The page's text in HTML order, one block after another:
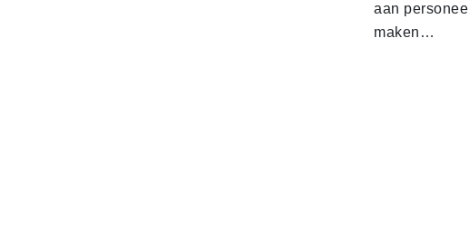
aan personeel
maken…